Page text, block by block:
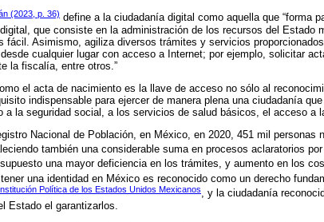
(2023, p. 36) define a la ciudadanía digital como aquella que “forma
que consiste en la administración de los recursos del Estado
fácil. Asimismo, agiliza diversos trámites y servicios
cualquier lugar con acceso a Internet; por ejemplo, solicitar
la fiscalía, entre otros.”
el acta de nacimiento es la llave de acceso no sólo al
indispensable para ejercer de manera plena una ciudadanía
a la seguridad social, a los servicios de salud básicos, el acceso a
Nacional de Población, en México, en 2020, 451 mil personas
también una considerable suma en procesos aclaratorios
una mayor deficiencia en los trámites, y aumento en los
una identidad en México es reconocido como un derecho
Política de los Estados Unidos Mexicanos, y la ciudadanía
Estado el garantizarlos.